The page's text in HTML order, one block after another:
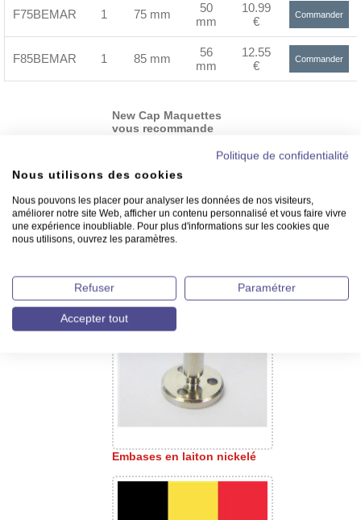
F75BEMAR 1 75 mm
50
mm
10.99
€
Commander
F85BEMAR 1 85 mm
56
mm
12.55
€
Commander
New Cap Maquettes
vous recommande
Ridoir avec bague de
verrouillage
Embases en laiton nickelé
Politique de confidentialité
Nous utilisons des cookies
Nous pouvons les placer pour analyser les données de nos visiteurs,
améliorer notre site Web, afficher un contenu personnalisé et vous faire vivre
une expérience inoubliable. Pour plus d'informations sur les cookies que
nous utilisons, ouvrez les paramètres.
Refuser Paramétrer
Accepter tout